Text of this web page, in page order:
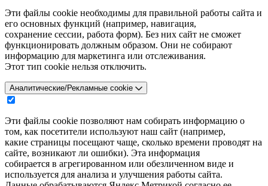
Эти файлы cookie необходимы для правильной работы сайта и
его основных функций (например, навигация,
сохранение сессии, работа форм). Без них сайт не сможет
функционировать должным образом. Они не собирают
информацию для маркетинга или отслеживания.
Этот тип cookie нельзя отключить.
Аналитические/Рекламные cookie
Эти файлы cookie позволяют нам собирать информацию о
том, как посетители используют наш сайт (например,
какие страницы посещают чаще, сколько времени проводят на
сайте, возникают ли ошибки). Эта информация
собирается в агрегированном или обезличенном виде и
используется для анализа и улучшения работы сайта.